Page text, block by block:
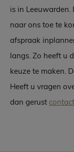
is in Leeuwarden.
naar ons toe te
afspraak
langs. Zo heeft u
keuze te maken.
Heeft u vragen
dan gerust contact